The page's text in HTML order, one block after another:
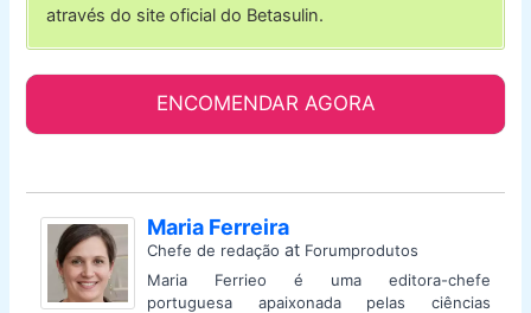
através do site oficial do Betasulin.
ENCOMENDAR AGORA
Maria Ferreira
Chefe de redação at Forumprodutos
Maria Ferrieo é uma editora-chefe
portuguesa apaixonada pelas ciências